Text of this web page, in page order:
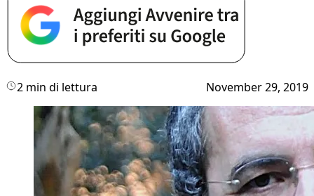
2 min di lettura November 29, 2019